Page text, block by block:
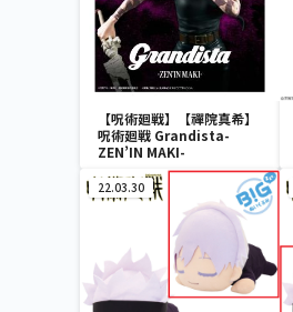
【呪術廻戦】【禪院真希】
呪術廻戦 Grandista-
ZEN’IN MAKI-
22.03.30